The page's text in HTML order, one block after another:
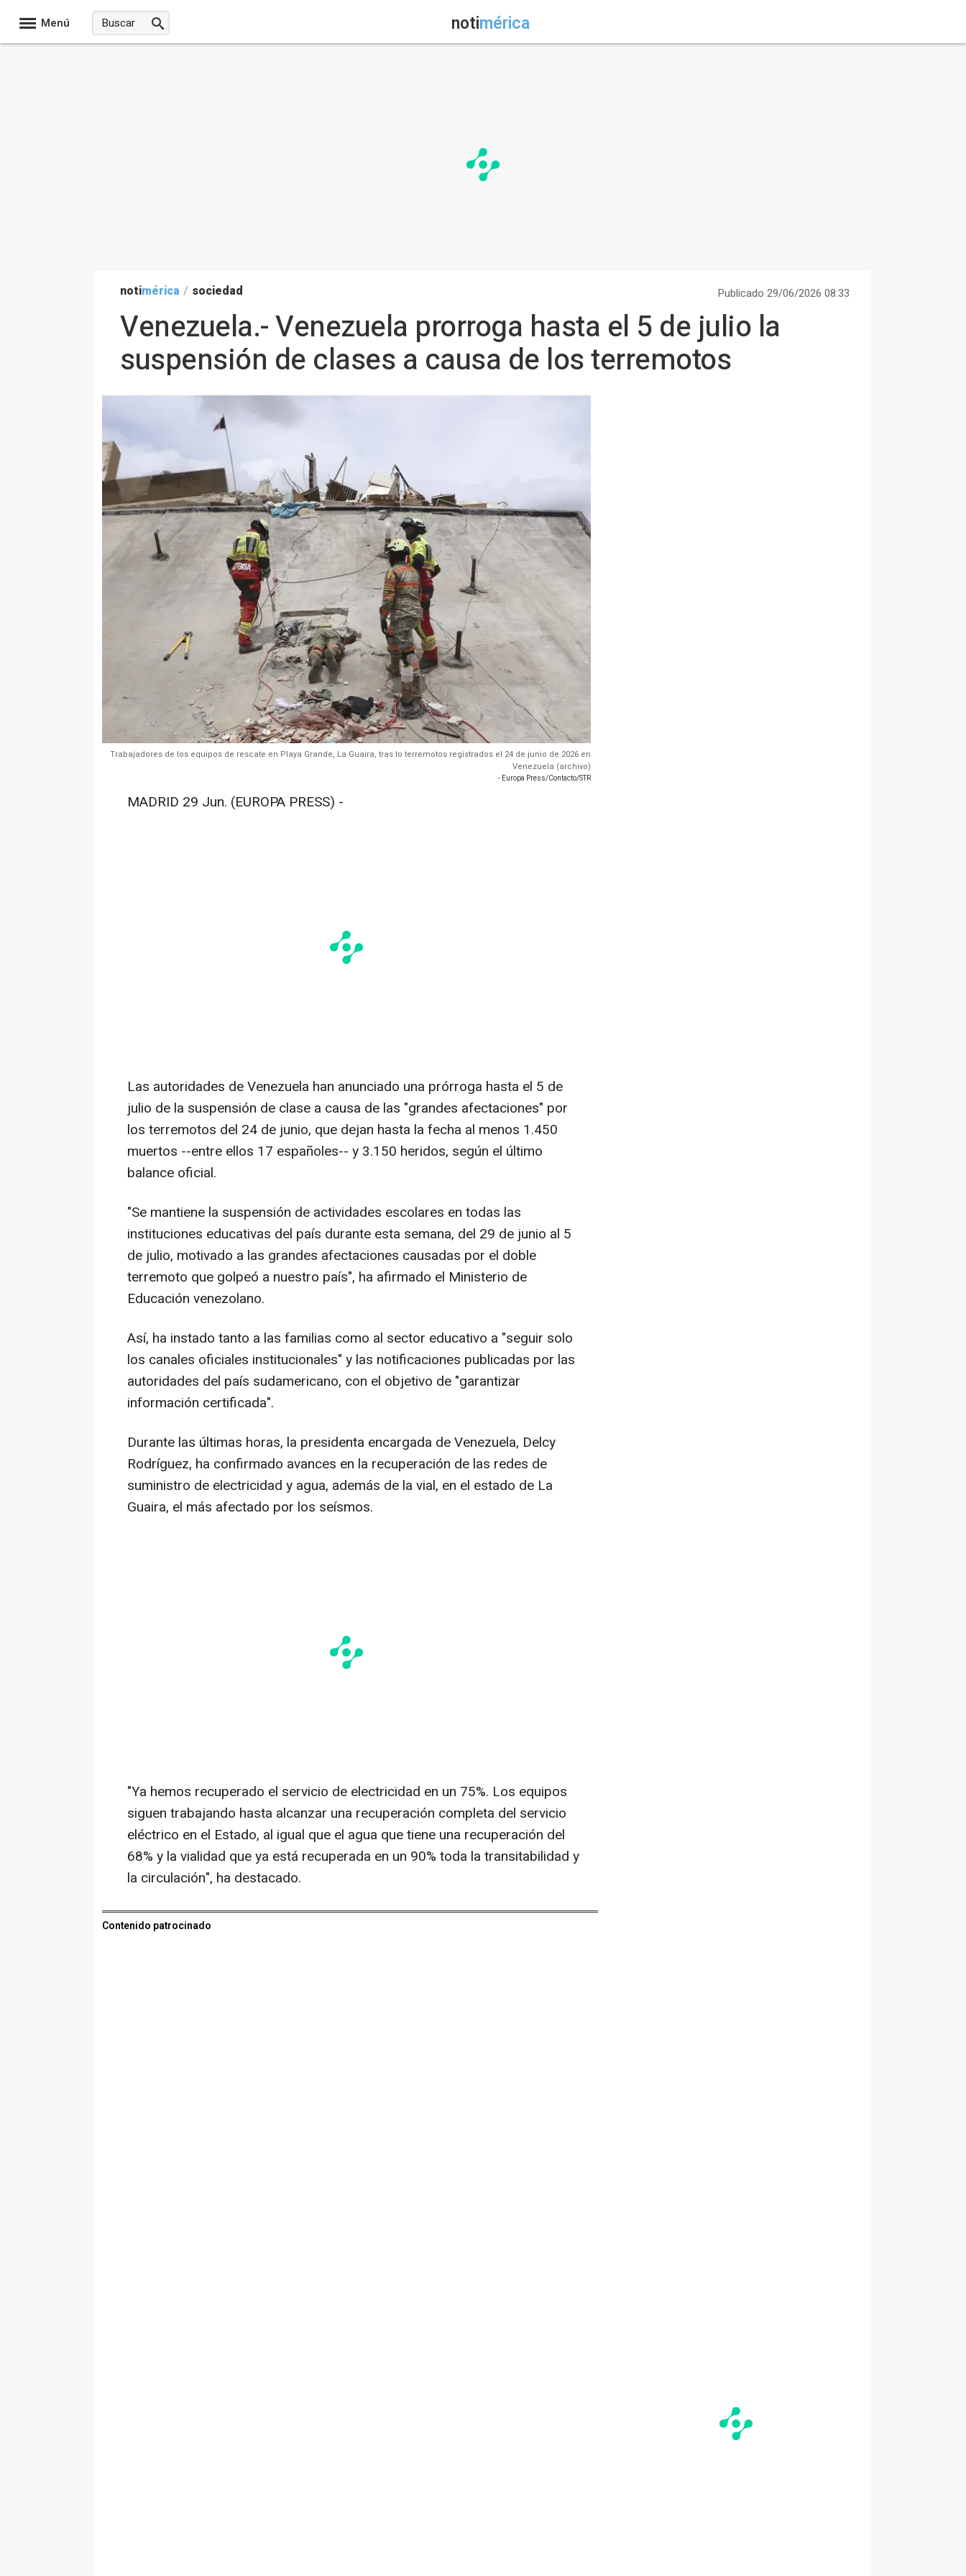
Menú notimérica
notimérica / sociedad Publicado 29/06/2026 08:33
Venezuela.- Venezuela prorroga hasta el 5 de julio la
suspensión de clases a causa de los terremotos
Trabajadores de los equipos de rescate en Playa Grande, La Guaira, tras lo terremotos registrados el 24 de junio de 2026 en
Venezuela (archivo)
- Europa Press/Contacto/STR
MADRID 29 Jun. (EUROPA PRESS) -
Las autoridades de Venezuela han anunciado una prórroga hasta el 5 de
julio de la suspensión de clase a causa de las "grandes afectaciones" por
los terremotos del 24 de junio, que dejan hasta la fecha al menos 1.450
muertos --entre ellos 17 españoles-- y 3.150 heridos, según el último
balance oficial.
"Se mantiene la suspensión de actividades escolares en todas las
instituciones educativas del país durante esta semana, del 29 de junio al 5
de julio, motivado a las grandes afectaciones causadas por el doble
terremoto que golpeó a nuestro país", ha afirmado el Ministerio de
Educación venezolano.
Así, ha instado tanto a las familias como al sector educativo a "seguir solo
los canales oficiales institucionales" y las notificaciones publicadas por las
autoridades del país sudamericano, con el objetivo de "garantizar
información certificada".
Durante las últimas horas, la presidenta encargada de Venezuela, Delcy
Rodríguez, ha confirmado avances en la recuperación de las redes de
suministro de electricidad y agua, además de la vial, en el estado de La
Guaira, el más afectado por los seísmos.
"Ya hemos recuperado el servicio de electricidad en un 75%. Los equipos
siguen trabajando hasta alcanzar una recuperación completa del servicio
eléctrico en el Estado, al igual que el agua que tiene una recuperación del
68% y la vialidad que ya está recuperada en un 90% toda la transitabilidad y
la circulación", ha destacado.
Contenido patrocinado